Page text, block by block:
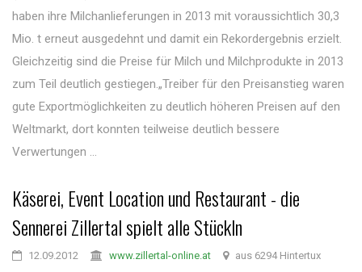
haben ihre Milchanlieferungen in 2013 mit voraussichtlich 30,3
Mio. t erneut ausgedehnt und damit ein Rekordergebnis erzielt.
Gleichzeitig sind die Preise für Milch und Milchprodukte in 2013
zum Teil deutlich gestiegen.„Treiber für den Preisanstieg waren
gute Exportmöglichkeiten zu deutlich höheren Preisen auf den
Weltmarkt, dort konnten teilweise deutlich bessere
Verwertungen ...
Käserei, Event Location und Restaurant - die
Sennerei Zillertal spielt alle Stückln
12.09.2012 www.zillertal-online.at aus 6294 Hintertux